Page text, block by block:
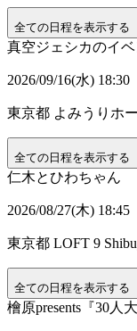
全ての日程を表示する
真空ジェシカのイ
2026/09/16(水) 18:30
東京都 よみうりホ
全ての日程を表示する
仁木とひわちゃん
2026/08/27(木) 18:45
東京都 LOFT 9
全ての日程を表示する
檜原presents『30人